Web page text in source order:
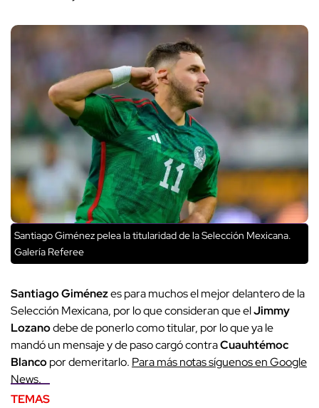
Santiago Giménez pelea la titularidad de la Selección Mexicana.
Galería Referee
Santiago Giménezes para muchos el mejor delantero de la
Selección Mexicana, por lo que consideran que elJimmy
Lozanodebe de ponerlo como titular, por lo que ya le
mandó un mensaje y de paso cargó contraCuauhtémoc
Blancopor demeritarlo. Para más notas síguenos en Google
News.
TEMAS